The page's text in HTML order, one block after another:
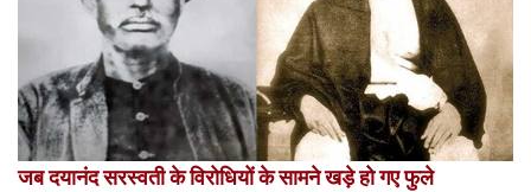
जब दयानंद सरस्वती के विरोधियों के सामने खड़े हो गए फुले